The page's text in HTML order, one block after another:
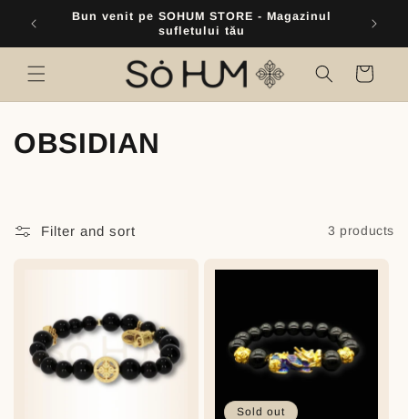
Skip to
content
Bun venit pe SOHUM STORE - Magazinul
sufletului tău
Intră
Cart
C
OBSIDIAN
Filter and sort 3 products
Sold out